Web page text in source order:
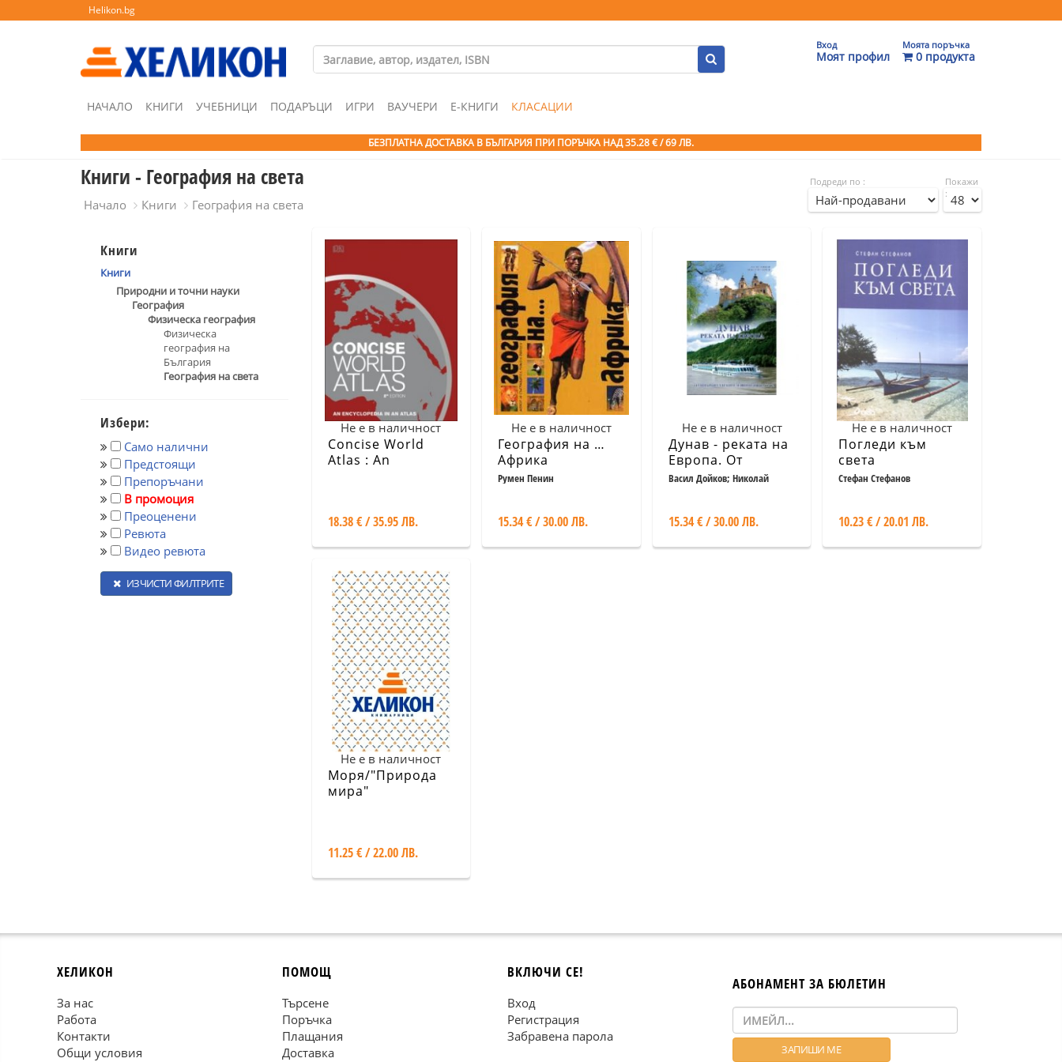
Helikon.bg
Вход
Моят профил
Моята поръчка
0 продукта
НАЧАЛО КНИГИ УЧЕБНИЦИ ПОДАРЪЦИ ИГРИ ВАУЧЕРИ Е-КНИГИ КЛАСАЦИИ
БЕЗПЛАТНА ДОСТАВКА В БЪЛГАРИЯ ПРИ ПОРЪЧКА НАД 35.28 € / 69 ЛВ.
Книги - География на света
Начало Книги География на света
Подреди по :
Покажи
:
Книги
Книги
Природни и точни науки
География
Физическа география
Физическа
география на
България
География на света
Избери:
Само налични
Предстоящи
Препоръчани
В промоция
Преоценени
Ревюта
Видео ревюта
ИЗЧИСТИ ФИЛТРИТЕ
Не е в наличност
Concise World
Atlas : An
18.38 € / 35.95 ЛВ.
Не е в наличност
География на …
Африка
Румен Пенин
15.34 € / 30.00 ЛВ.
Не е в наличност
Дунав - реката на
Европа. От
Шварцвалдските
Васил Дойков; Николай
15.34 € / 30.00 ЛВ.
Не е в наличност
Погледи към
света
Стефан Стефанов
10.23 € / 20.01 ЛВ.
Не е в наличност
Моря/"Природа
мира"
11.25 € / 22.00 ЛВ.
ХЕЛИКОН
За нас
Работа
Контакти
Общи условия
ПОМОЩ
Търсене
Поръчка
Плащания
Доставка
ВКЛЮЧИ СЕ!
Вход
Регистрация
Забравена парола
АБОНАМЕНТ ЗА БЮЛЕТИН